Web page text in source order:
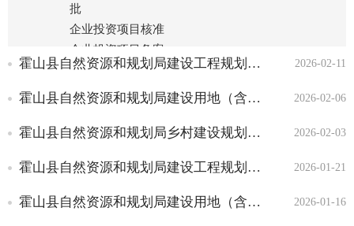
批
企业投资项目核准
企业投资项目备案
节能审查
建设项目用地预审与选址
建设项目环境影响评价审
建设用地（含临时用地）
规划许可证核发
建设工程规划许可证核发
2026-02-11
霍山县自然资源和规划局建设工程规划许可（三）
2026-02-06
霍山县自然资源和规划局建设用地（含临时用地）规划许可（二）
2026-02-03
霍山县自然资源和规划局乡村建设规划许可（一）
2026-01-21
霍山县自然资源和规划局建设工程规划许可（二）
2026-01-16
霍山县自然资源和规划局建设用地（含临时用地）规划许可（一）